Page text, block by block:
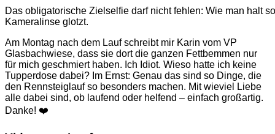
Das obligatorische Zielselfie darf nicht fehlen: Wie man halt
Kameralinse glotzt.
Am Montag nach dem Lauf schreibt mir Karin vom VP
Glasbachwiese, dass sie dort die ganzen Fettbemmen nur
für mich geschmiert haben. Ich Idiot. Wieso hatte ich keine
Tupperdose dabei? Im Ernst: Genau das sind so Dinge, die
den Rennsteiglauf so besonders machen. Mit wieviel Liebe
alle dabei sind, ob laufend oder helfend – einfach großartig.
Danke! ❤️